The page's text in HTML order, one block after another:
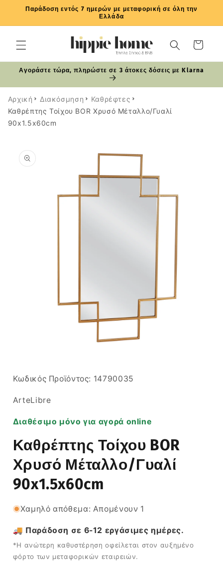
μετάβαση
περιεχόμενο
Παράδοση εντός 7 ημερών με μεταφορική σε όλη την
Ελλάδα
Καλάθι
Αγοράστε τώρα, πληρώστε σε 3 άτοκες δόσεις με Klarna
Αρχική Διακόσμηση
Καθρέφτες
Καθρέπτης Τοίχου BOR Χρυσό Μέταλλο/Γυαλί
90x1.5x60cm
πληροφορίες
προϊόντος
στο
Κωδικός Προϊόντος: SKU:
14790035
ArteLibre
Διαθέσιμο μόνο για αγορά online
Καθρέπτης Τοίχου BOR
Χρυσό Μέταλλο/Γυαλί
90x1.5x60cm
Χαμηλό απόθεμα: Απομένουν 1
🚚 Παράδοση σε 6-12 εργάσιμες ημέρες.
*Η ανώτερη καθυστέρηση οφείλεται στον αυξημένο
φόρτο των μεταφορικών εταιρειών.